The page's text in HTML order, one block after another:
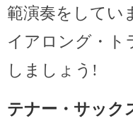
範演奏をしてい
イアロング・ト
しましょう!
テナー・サッ